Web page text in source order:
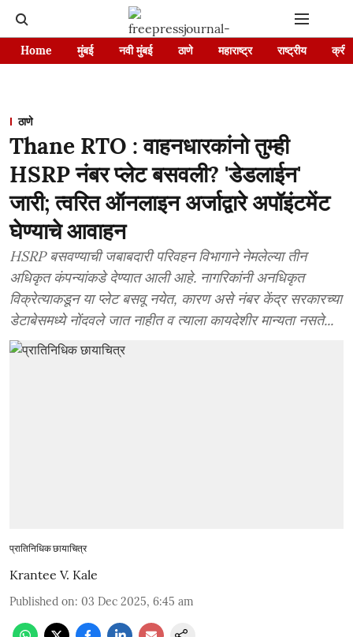
Home मुंबई नवी मुंबई ठाणे महाराष्ट्र राष्ट्रीय
ठाणे
Thane RTO : वाहनधारकांनो तुम्ही
HSRP नंबर प्लेट बसवली? 'डेडलाईन'
जारी; त्वरित ऑनलाइन अर्जाद्वारे अपॉइंटमेंट
घेण्याचे आवाहन
HSRP बसवण्याची जबाबदारी परिवहन विभागाने नेमलेल्या तीन
अधिकृत कंपन्यांकडे देण्यात आली आहे. नागरिकांनी अनधिकृत
विक्रेत्याकडून या प्लेट बसवू नयेत, कारण असे नंबर केंद्र सरकारच्या
डेटाबेसमध्ये नोंदवले जात नाहीत व त्याला कायदेशीर मान्यता नसते...
प्रातिनिधिक छायाचित्र
Krantee V. Kale
Published on: 03 Dec 2025, 6:45 am